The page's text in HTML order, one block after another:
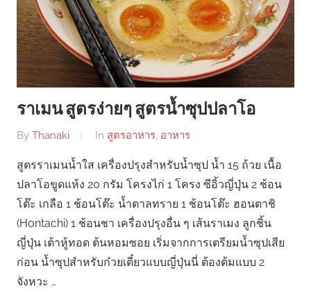
ราเมน สูตรง่ายๆ สูตรน้ำซุปปลาโอ
By Thanaki In สูตรอาหาร, อาหาร
สูตรราเมนน้ำใส เครื่องปรุงสำหรับน้ำซุป น้ำ 15 ถ้วย เนื้อ
ปลาโอขูดแห้ง 20 กรัม โครงไก่ 1 โครง ซีอิ้วญี่ปุ่น 2 ช้อน
โต๊ะ เกลือ 1 ช้อนโต๊ะ น้ำตาลทราย 1 ช้อนโต๊ะ ฮอนตาชิ
(Hontachi) 1 ช้อนชา เครื่องปรุงอื่น ๆ เส้นราเมง ลูกชิ้น
ญี่ปุ่น เต้าหู้ทอด ต้นหอมซอย เริ่มจากการเตรียมน้ำซุปเสีย
ก่อน น้ำซุปสำหรับก๋วยเตี๋ยวแบบญี่ปุ่นนี่ ต้องต้มแบบ 2
จังหวะ …